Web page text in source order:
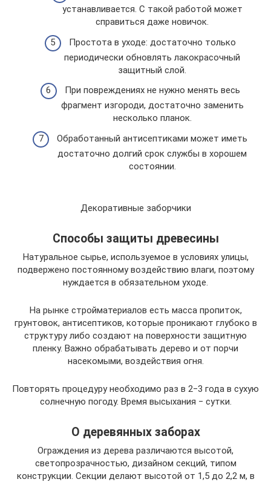
устанавливается. С такой работой может
справиться даже новичок.
Простота в уходе: достаточно только
периодически обновлять лакокрасочный
защитный слой.
При повреждениях не нужно менять весь
фрагмент изгороди, достаточно заменить
несколько планок.
Обработанный антисептиками может иметь
достаточно долгий срок службы в хорошем
состоянии.
Декоративные заборчики
Способы защиты древесины
Натуральное сырье, используемое в условиях улицы,
подвержено постоянному воздействию влаги, поэтому
нуждается в обязательном уходе.
На рынке стройматериалов есть масса пропиток,
грунтовок, антисептиков, которые проникают глубоко в
структуру либо создают на поверхности защитную
пленку. Важно обрабатывать дерево и от порчи
насекомыми, воздействия огня.
Повторять процедуру необходимо раз в 2‒3 года в сухую
солнечную погоду. Время высыхания ‒ сутки.
О деревянных заборах
Ограждения из дерева различаются высотой,
светопрозрачностью, дизайном секций, типом
конструкции. Секции делают высотой от 1,5 до 2,2 м, в